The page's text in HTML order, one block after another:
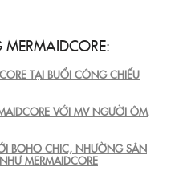
TẠI BUỔI CÔNG CHIẾU
VỚI MV NGƯỜI ÔM
BOHO CHIC, NHƯỜNG SÂN
MERMAIDCORE